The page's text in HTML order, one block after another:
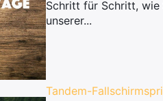
Schritt für Schritt, wie
unserer...
Tandem-